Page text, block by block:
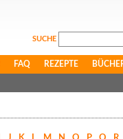
SUCHE
FAQ REZEPTE